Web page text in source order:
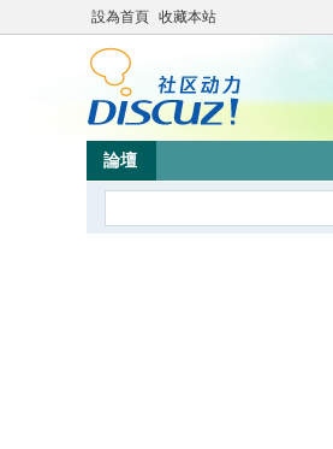
設為首頁 收藏本站
論壇